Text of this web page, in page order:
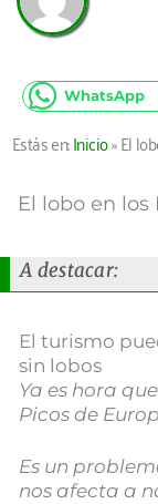
WhatsApp
Estás en:Inicio»El
El lobo en los
A destacar:
El turismo
sin lobos
Ya es hora
Picos de
Es un
nos afecta a